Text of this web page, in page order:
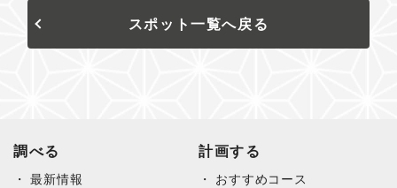
スポット一覧へ戻る
調べる
最新情報
計画する
おすすめコース